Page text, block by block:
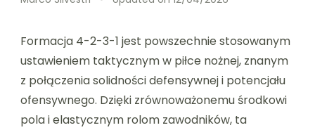
Formacja 4-2-3-1 jest powszechnie stosowanym
ustawieniem taktycznym w piłce nożnej, znanym
z połączenia solidności defensywnej i potencjału
ofensywnego. Dzięki zrównoważonemu środkowi
pola i elastycznym rolom zawodników, ta